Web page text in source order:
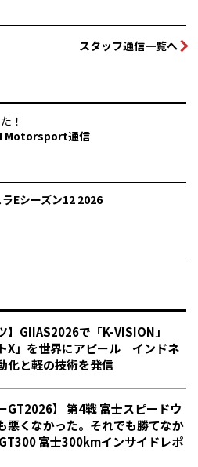
スタッフ通信一覧へ
！
Motorsport通信
Eシーズン12 2026
】GIIAS2026で「K-VISION」
X」を世界にアピール インドネ
化と軽の技術を発信
GT2026】 第4戦 富士スピードウ
くなかった。それでも勝てなか
GT300 富士300kmインサイドレポ